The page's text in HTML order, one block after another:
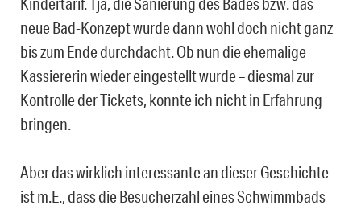
neue Bad-Konzept wurde dann wohl doch nicht ganz
bis zum Ende durchdacht. Ob nun die ehemalige
Kassiererin wieder eingestellt wurde – diesmal zur
Kontrolle der Tickets, konnte ich nicht in Erfahrung
bringen.
Aber das wirklich interessante an dieser Geschichte
ist m.E., dass die Besucherzahl eines Schwimmbads